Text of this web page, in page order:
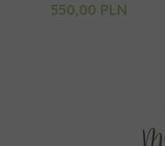
550,00 PLN